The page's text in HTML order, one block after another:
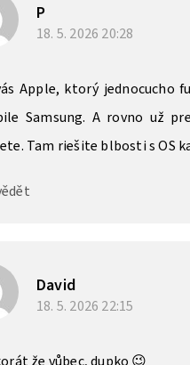
P
18. 5. 2026 20:28
Apple, ktorý jednocucho
Samsung. A rovno už
Tam riešite blbosti s OS
David
18. 5. 2026 22:15